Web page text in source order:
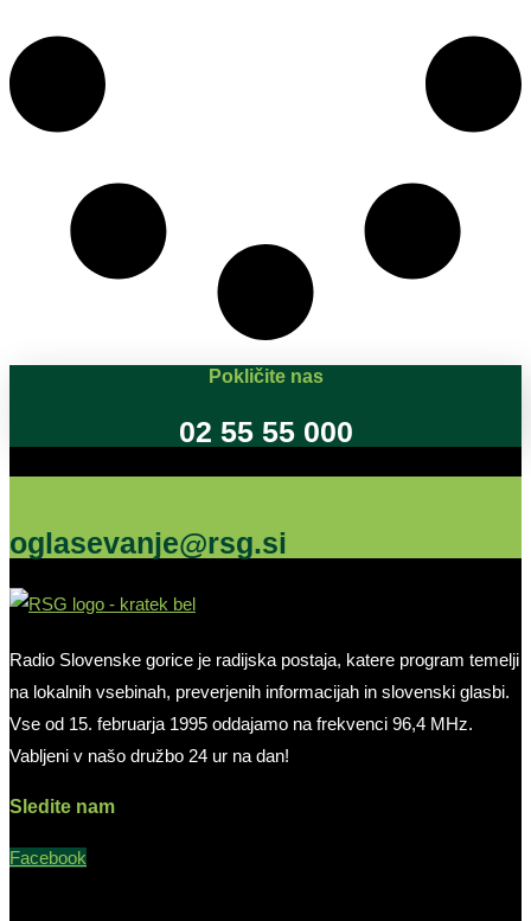
Pokličite nas
02 55 55 000
oglasevanje@rsg.si
Radio Slovenske gorice je radijska postaja, katere program temelji
na lokalnih vsebinah, preverjenih informacijah in slovenski glasbi.
Vse od 15. februarja 1995 oddajamo na frekvenci 96,4 MHz.
Vabljeni v našo družbo 24 ur na dan!
Sledite nam
Facebook